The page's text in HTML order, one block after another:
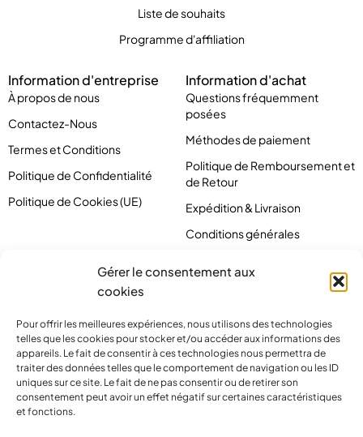
Gérer le consentement aux
cookies
Pour offrir les meilleures expériences, nous utilisons des technologies
telles que les cookies pour stocker et/ou accéder aux informations des
appareils. Le fait de consentir à ces technologies nous permettra de
traiter des données telles que le comportement de navigation ou les ID
uniques sur ce site. Le fait de ne pas consentir ou de retirer son
consentement peut avoir un effet négatif sur certaines caractéristiques
et fonctions.
Liste de souhaits
Programme d'affiliation
Information d'entreprise
À propos de nous
Contactez-Nous
Termes et Conditions
Politique de Confidentialité
Politique de Cookies (UE)
Information d'achat
Questions fréquemment
posées
Méthodes de paiement
Politique de Remboursement et
de Retour
Expédition & Livraison
Conditions générales